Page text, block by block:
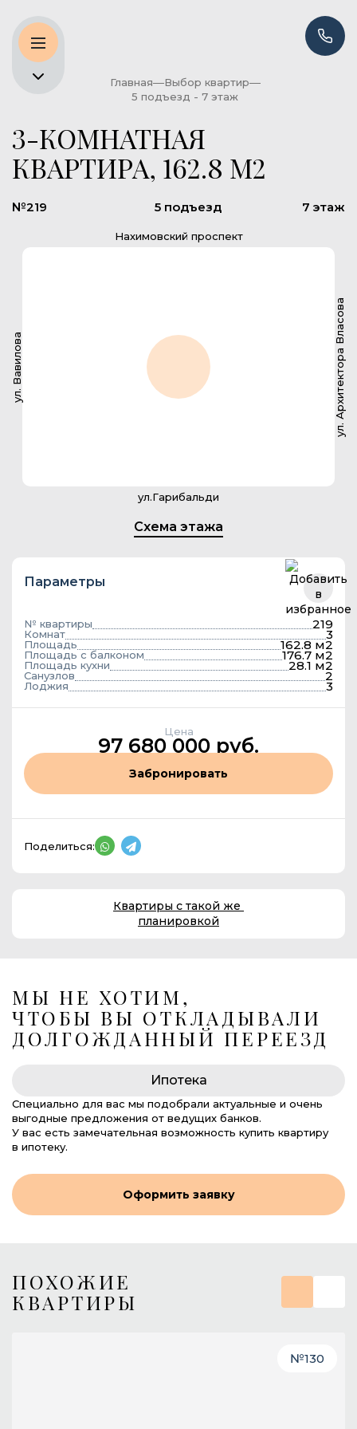
Главная
Выбор квартир
5 подъезд - 7 этаж
3-КОМНАТНАЯ
КВАРТИРА, 162.8 М2
№219 5 подъезд 7 этаж
Квартиры с такой же
планировкой
ул. Вавилова
Нахимовский проспект
ул.Гарибальди
ул. Архитектора Власова
Схема этажа
Параметры
№ квартиры 219
Комнат 3
Площадь 162.8 м2
Площадь с балконом 176.7 м2
Площадь кухни 28.1 м2
Санузлов 2
Лоджия 3
Цена
97 680 000 руб.
Забронировать
Поделиться:
МЫ НЕ ХОТИМ,
ЧТОБЫ ВЫ ОТКЛАДЫВАЛИ
ДОЛГОЖДАННЫЙ ПЕРЕЕЗД
Ипотека
Специально для вас мы подобрали актуальные и очень
выгодные предложения от ведущих банков.
У вас есть замечательная возможность купить квартиру
в ипотеку.
Оформить заявку
ПОХОЖИЕ
КВАРТИРЫ
№130